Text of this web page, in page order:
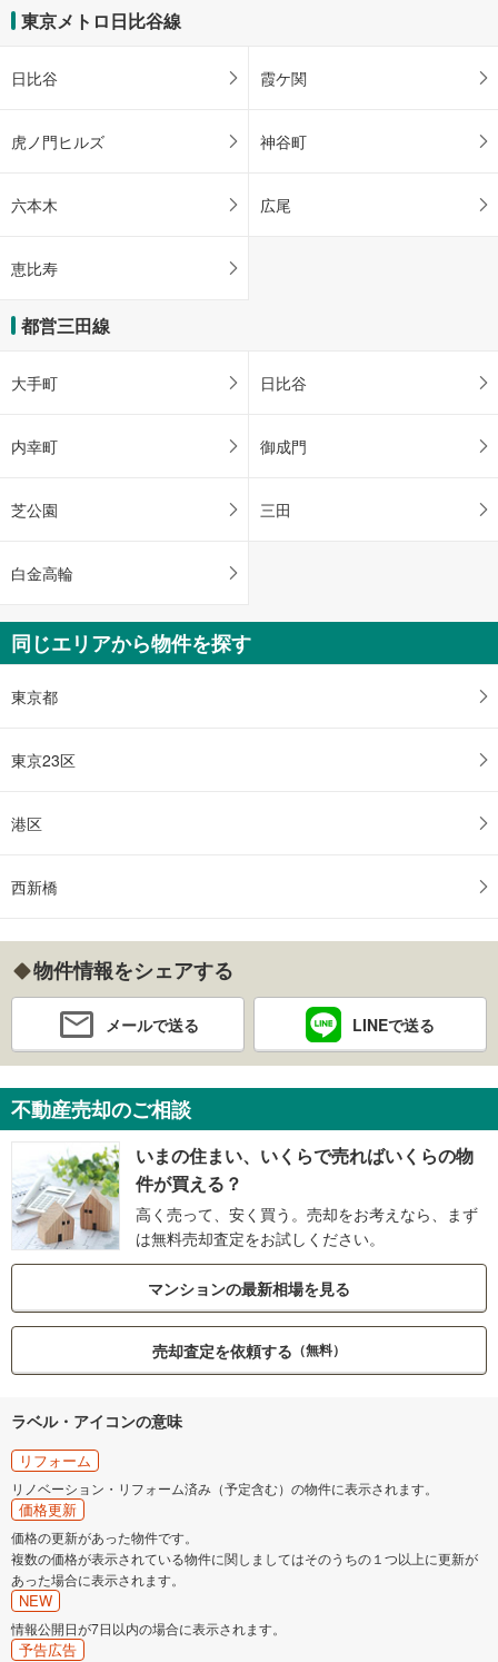
東京メトロ日比谷線
日比谷 霞ケ関
虎ノ門ヒルズ 神谷町
六本木 広尾
恵比寿
都営三田線
大手町 日比谷
内幸町 御成門
芝公園 三田
白金高輪
同じエリアから物件を探す
東京都
東京23区
港区
西新橋
物件情報をシェアする
メールで送る LINEで送る
不動産売却のご相談
いまの住まい、いくらで売ればいくらの物
件が買える？
高く売って、安く買う。売却をお考えなら、まず
は無料売却査定をお試しください。
マンションの最新相場を見る
売却査定を依頼する （無料）
ラベル・アイコンの意味
リフォーム
リノベーション・リフォーム済み（予定含む）の物件に表示されます。
価格更新
価格の更新があった物件です。
複数の価格が表示されている物件に関しましてはそのうちの１つ以上に更新が
あった場合に表示されます。
NEW
情報公開日が7日以内の場合に表示されます。
予告広告